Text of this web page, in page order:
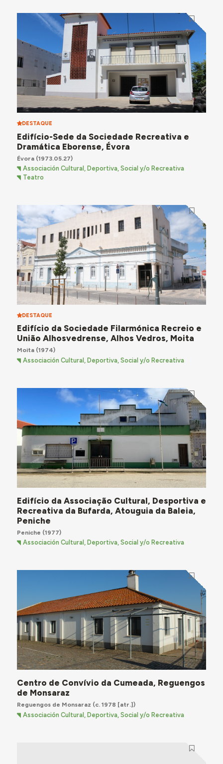
DESTAQUE
Edifício-Sede da Sociedade Recreativa e
Dramática Eborense, Évora
Évora(1973.05.27)
Associación Cultural, Deportiva, Social y/o Recreativa
Teatro
DESTAQUE
Edifício da Sociedade Filarmónica Recreio e
União Alhosvedrense, Alhos Vedros, Moita
Moita(1974)
Associación Cultural, Deportiva, Social y/o Recreativa
Edifício da Associação Cultural, Desportiva e
Recreativa da Bufarda, Atouguia da Baleia,
Peniche
Peniche (1977)
Associación Cultural, Deportiva, Social y/o Recreativa
Centro de Convívio da Cumeada, Reguengos
de Monsaraz
Reguengos de Monsaraz (c. 1978 [atr.])
Associación Cultural, Deportiva, Social y/o Recreativa